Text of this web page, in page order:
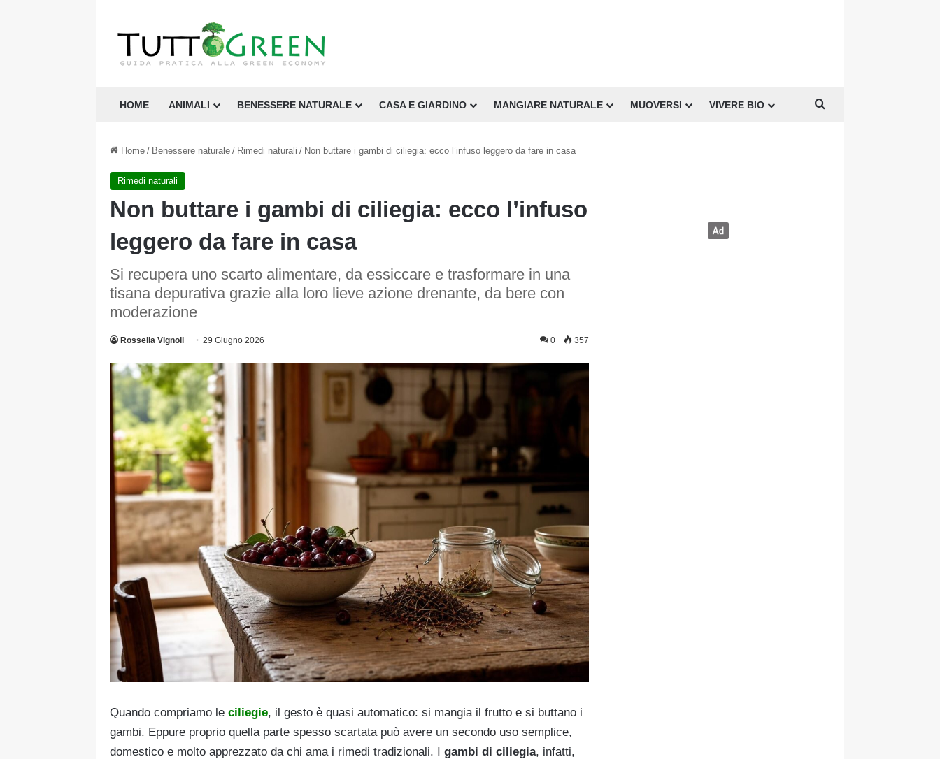
HOME ANIMALI BENESSERE NATURALE CASA E GIARDINO MANGIARE NATURALE MUOVERSI VIVERE BIO
Home / Benessere naturale / Rimedi naturali / Non buttare i gambi di ciliegia: ecco l’infuso leggero da fare in casa
Rimedi naturali
Non buttare i gambi di ciliegia: ecco l’infuso
leggero da fare in casa
Si recupera uno scarto alimentare, da essiccare e trasformare in una
tisana depurativa grazie alla loro lieve azione drenante, da bere con
moderazione
Rossella Vignoli 29 Giugno 2026 0 357
Quando compriamo le ciliegie, il gesto è quasi automatico: si mangia il frutto e si buttano i
gambi. Eppure proprio quella parte spesso scartata può avere un secondo uso semplice,
domestico e molto apprezzato da chi ama i rimedi tradizionali. I gambi di ciliegia, infatti,